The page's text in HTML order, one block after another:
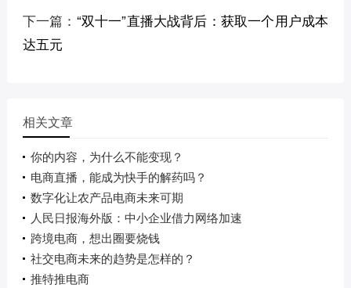
下一篇： “双十一”直播大战背后：获取一个用户成本
达五元
相关文章
你的内容，为什么不能变现？
电商直播，能成为快手的解药吗？
数字化让农产品电商未来可期
人民日报海外版：中小企业借力网络加速
跨境电商，想出圈要烧钱
社交电商未来的趋势是怎样的？
推特推电商